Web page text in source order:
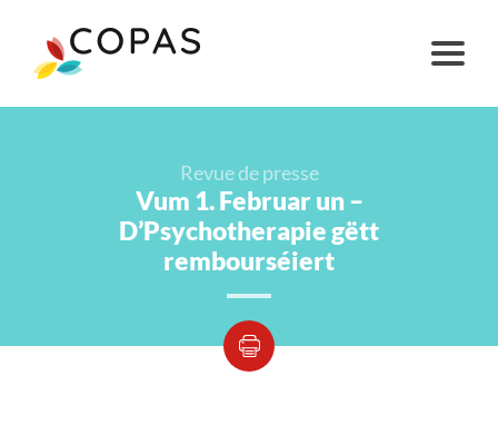
Revue de presse
Vum 1. Februar un –
D’Psychotherapie gëtt
rembourséiert